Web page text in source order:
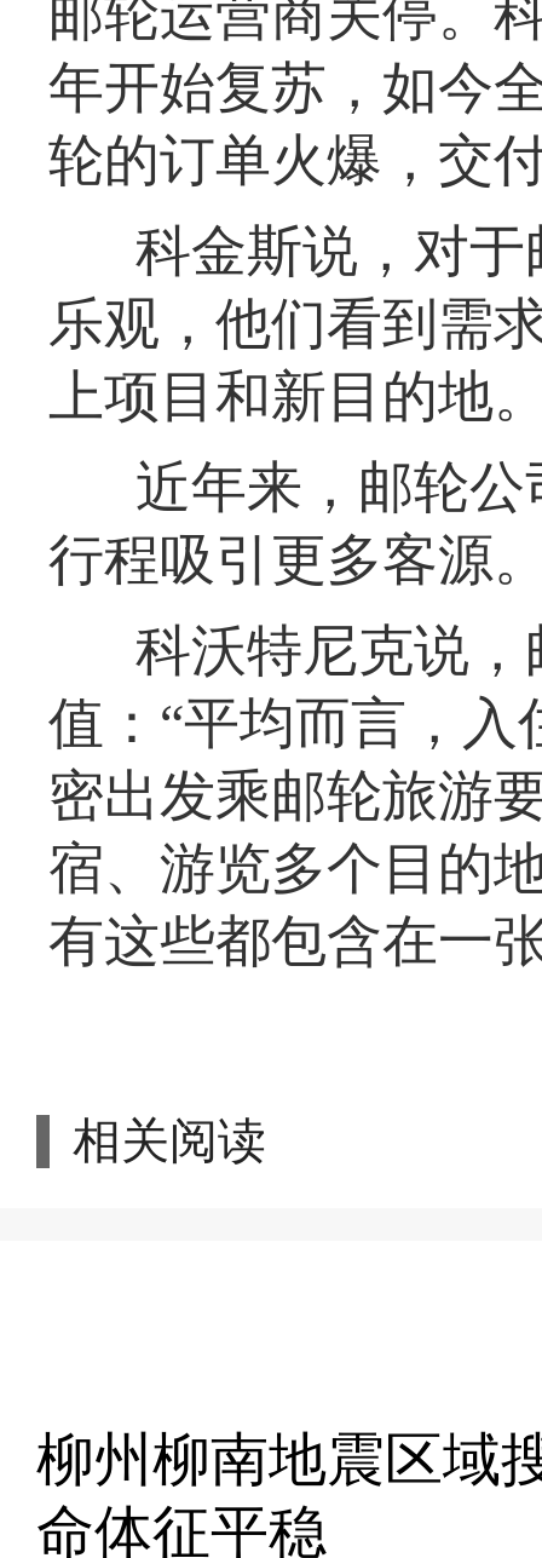
邮轮运营商关停。
年开始复苏，如今
轮的订单火爆，交
科金斯说，对
乐观，他们看到需
上项目和新目的地
近年来，邮轮
行程吸引更多客源
科沃特尼克说
值：“平均而言，
密出发乘邮轮旅游
宿、游览多个目的
有这些都包含在一
相关阅读
柳州柳南地震区域
命体征平稳